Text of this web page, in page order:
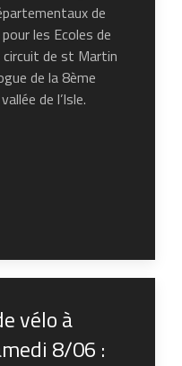
de
les Ecoles de
de st Martin
de la 8ème
de l’Isle.
vélo à
8/06 :